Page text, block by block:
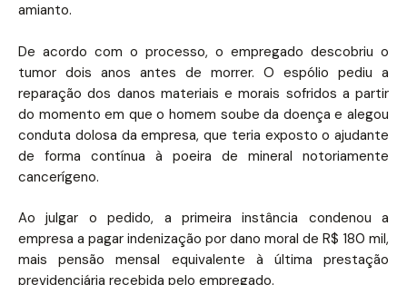
amianto.
De acordo com o processo, o empregado descobriu o
tumor dois anos antes de morrer. O espólio pediu a
reparação dos danos materiais e morais sofridos a partir
do momento em que o homem soube da doença e alegou
conduta dolosa da empresa, que teria exposto o ajudante
de forma contínua à poeira de mineral notoriamente
cancerígeno.
Ao julgar o pedido, a primeira instância condenou a
empresa a pagar indenização por dano moral de R$ 180 mil,
mais pensão mensal equivalente à última prestação
previdenciária recebida pelo empregado.